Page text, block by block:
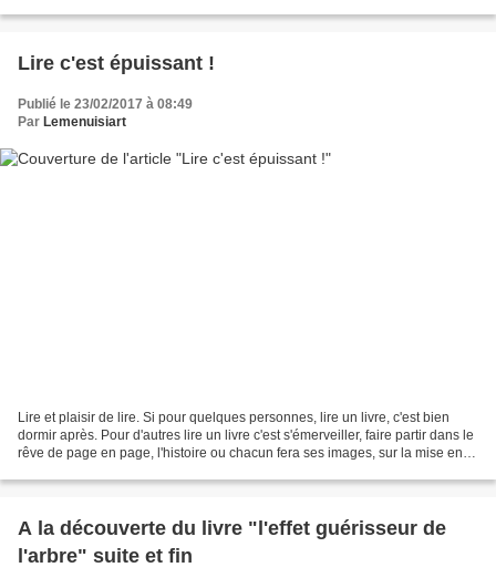
Lire c'est épuissant !
Publié le 23/02/2017 à 08:49
Par Lemenuisiart
Lire et plaisir de lire. Si pour quelques personnes, lire un livre, c'est bien
dormir après. Pour d'autres lire un livre c'est s'émerveiller, faire partir dans le
rêve de page en page, l'histoire ou chacun fera ses images, sur la mise en
A la découverte du livre "l'effet guérisseur de
l'arbre" suite et fin